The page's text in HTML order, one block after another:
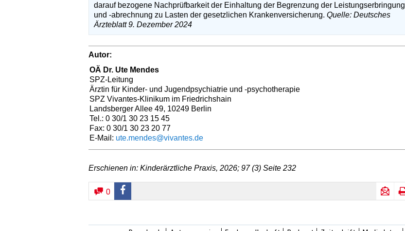
darauf bezogene Nachprüfbarkeit der Einhaltung der Begrenzung der Leistungserbringung
und -abrechnung zu Lasten der gesetzlichen Krankenversicherung. Quelle: Deutsches
Ärzteblatt 9. Dezember 2024
Autor:
OÄ Dr. Ute Mendes
SPZ-Leitung
Ärztin für Kinder- und Jugendpsychiatrie und -psychotherapie
SPZ Vivantes-Klinikum im Friedrichshain
Landsberger Allee 49, 10249 Berlin
Tel.: 0 30/1 30 23 15 45
Fax: 0 30/1 30 23 20 77
E-Mail: ute.mendes@vivantes.de
Erschienen in: Kinderärztliche Praxis, 2026; 97 (3) Seite 232
0